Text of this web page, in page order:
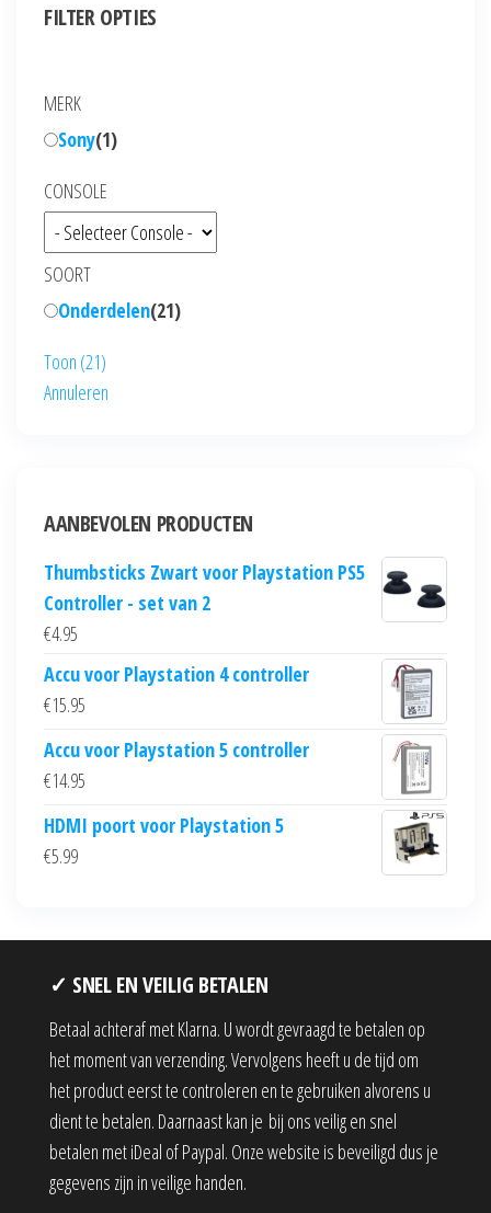
FILTER OPTIES
MERK
Sony(1)
CONSOLE
SOORT
Onderdelen(21)
Toon (21)
Annuleren
AANBEVOLEN PRODUCTEN
Thumbsticks Zwart voor Playstation PS5
Controller - set van 2
€4.95
Accu voor Playstation 4 controller
€15.95
Accu voor Playstation 5 controller
€14.95
HDMI poort voor Playstation 5
€5.99
✓ SNEL EN VEILIG BETALEN
Betaal achteraf met Klarna. U wordt gevraagd te betalen op
het moment van verzending. Vervolgens heeft u de tijd om
het product eerst te controleren en te gebruiken alvorens u
dient te betalen. Daarnaast kan je bij ons veilig en snel
betalen met iDeal of Paypal. Onze website is beveiligd dus je
gegevens zijn in veilige handen.